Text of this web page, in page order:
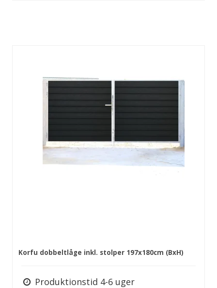
Korfu dobbeltlåge inkl. stolper 197x180cm (BxH)
Produktionstid 4-6 uger